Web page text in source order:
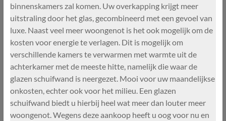
binnenskamers zal komen. Uw overkapping krijgt meer
uitstraling door het glas, gecombineerd met een gevoel van
luxe. Naast veel meer woongenot is het ook mogelijk om de
kosten voor energie te verlagen. Dit is mogelijk om
verschillende kamers te verwarmen met warmte uit de
achterkamer met de meeste hitte, namelijk die waar de
glazen schuifwand is neergezet. Mooi voor uw maandelijkse
onkosten, echter ook voor het milieu. Een glazen
schuifwand biedt u hierbij heel wat meer dan louter meer
woongenot. Wegens deze aankoop heeft u oog voor nu en